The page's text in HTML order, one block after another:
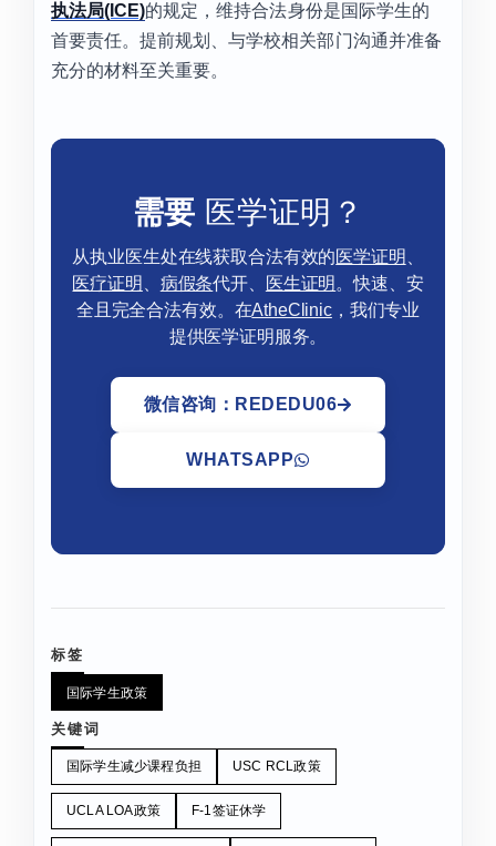
执法局(ICE)的规定，维持合法身份是国际学生的
首要责任。提前规划、与学校相关部门沟通并准备
充分的材料至关重要。
需要 医学证明？
从执业医生处在线获取合法有效的医学证明
医疗证明
病假条代开、 医生证明 。快速、安
全且完全合法有效。在AtheClinic，我们专业
提供医学证明服务。
微信咨询：REDEDU06
WHATSAPP
标签
国际学生政策
关键词
国际学生减少课程负担 USC RCL政策
UCLA LOA政策 F-1签证休学